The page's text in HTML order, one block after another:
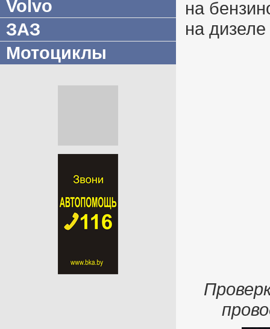
Volvo
ЗАЗ
Мотоциклы
на
на